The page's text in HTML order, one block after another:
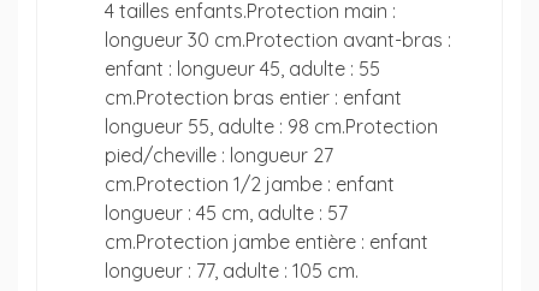
4 tailles enfants.Protection main :
longueur 30 cm.Protection avant-bras :
enfant : longueur 45, adulte : 55
cm.Protection bras entier : enfant
longueur 55, adulte : 98 cm.Protection
pied/cheville : longueur 27
cm.Protection 1/2 jambe : enfant
longueur : 45 cm, adulte : 57
cm.Protection jambe entière : enfant
longueur : 77, adulte : 105 cm.